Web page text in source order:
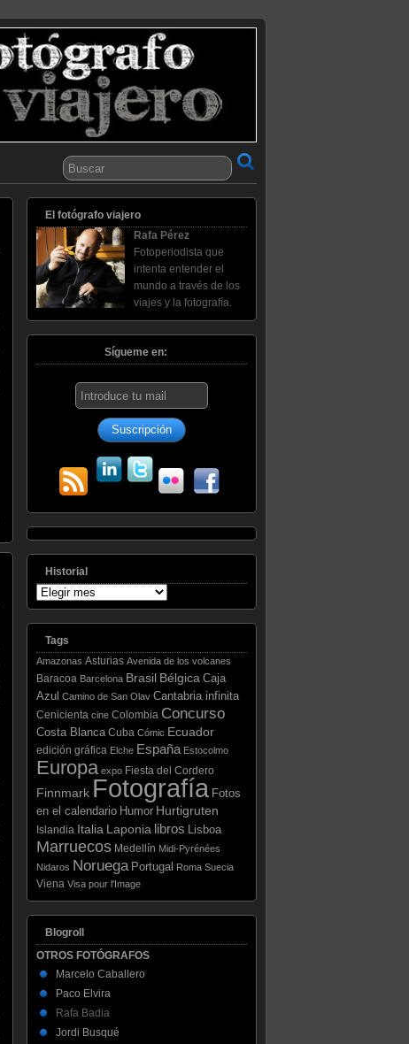
El fotógrafo viajero
Rafa Pérez
Fotoperiodista que
intenta entender el
mundo a través de los
viajes y la fotografía.
Sígueme en:
Historial
Tags
Amazonas Asturias Avenida de los volcanes
Baracoa Barcelona Brasil Bélgica Caja
Azul Camino de San Olav Cantabria infinita
Cenicienta cine Colombia Concurso
Costa Blanca Cuba Cómic Ecuador
edición gráfica Elche España Estocolmo
Europa expo Fiesta del Cordero
Finnmark Fotografía Fotos
en el calendario Humor Hurtigruten
Islandia Italia Laponia libros Lisboa
Marruecos Medellín Midi-Pyrénées
Nidaros Noruega Portugal Roma Suecia
Viena Visa pour l'Image
Blogroll
OTROS FOTÓGRAFOS
Marcelo Caballero
Paco Elvira
Rafa Badia
Jordi Busqué